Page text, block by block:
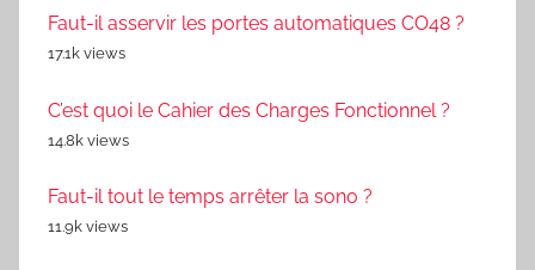
Faut-il asservir les portes automatiques CO48 ?
17.1k views
C’est quoi le Cahier des Charges Fonctionnel ?
14.8k views
Faut-il tout le temps arrêter la sono ?
11.9k views